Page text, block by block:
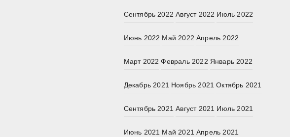
Сентябрь 2022 Август 2022 Июль 2022
Июнь 2022 Май 2022 Апрель 2022
Март 2022 Февраль 2022 Январь 2022
Декабрь 2021 Ноябрь 2021 Октябрь 2021
Сентябрь 2021 Август 2021 Июль 2021
Июнь 2021 Май 2021 Апрель 2021